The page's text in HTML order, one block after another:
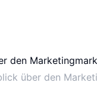
über den